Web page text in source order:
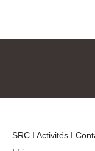
SRC I Activités I